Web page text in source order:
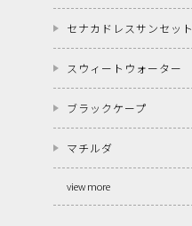
セナカドレスサンセット
スウィートウォーター
ブラックケープ
マチルダ
view more